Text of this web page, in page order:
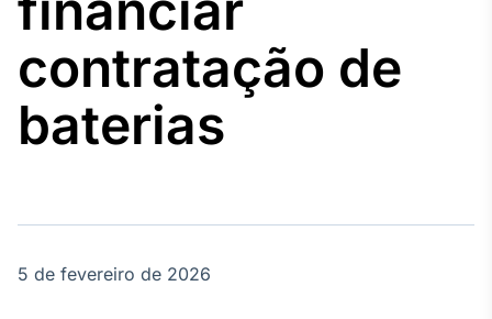
Tudo sobre o
agronegócio
contratação de
baterias
5 de fevereiro de 2026